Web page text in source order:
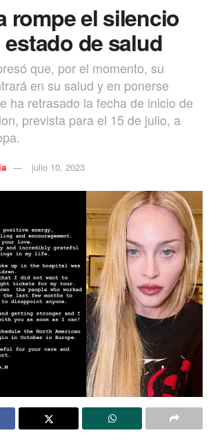
rompe el silencio
de salud
que, por el momento, su
en su salud y en ponerse
ha retrasado la fecha de inicio de
prevista para el 15 de julio, a
julio 10, 2023